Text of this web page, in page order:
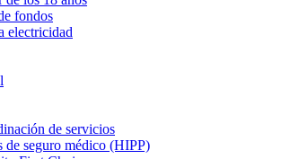
fondos
electricidad
de servicios
de seguro médico (HIPP)